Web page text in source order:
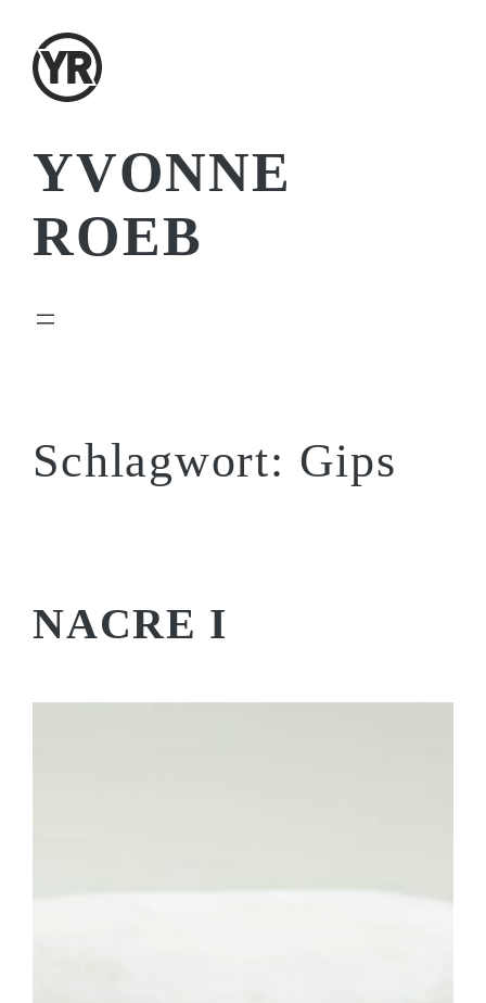
Inhalt
springen
YVONNE
ROEB
Schlagwort: Gips
NACRE I